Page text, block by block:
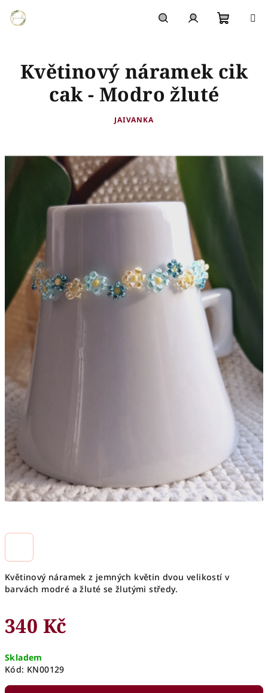
obsah
košík
Květinový náramek z jemných květin dvou velikostí v
barvách modré a žluté se žlutými středy.
340 Kč
cena:
Skladem
Kód: KN00129
Květinový náramek cik
cak - Modro žluté
JAIVANKA